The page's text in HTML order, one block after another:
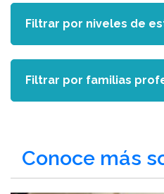
Conoce más
Filtrar por niveles de
Filtrar por familias